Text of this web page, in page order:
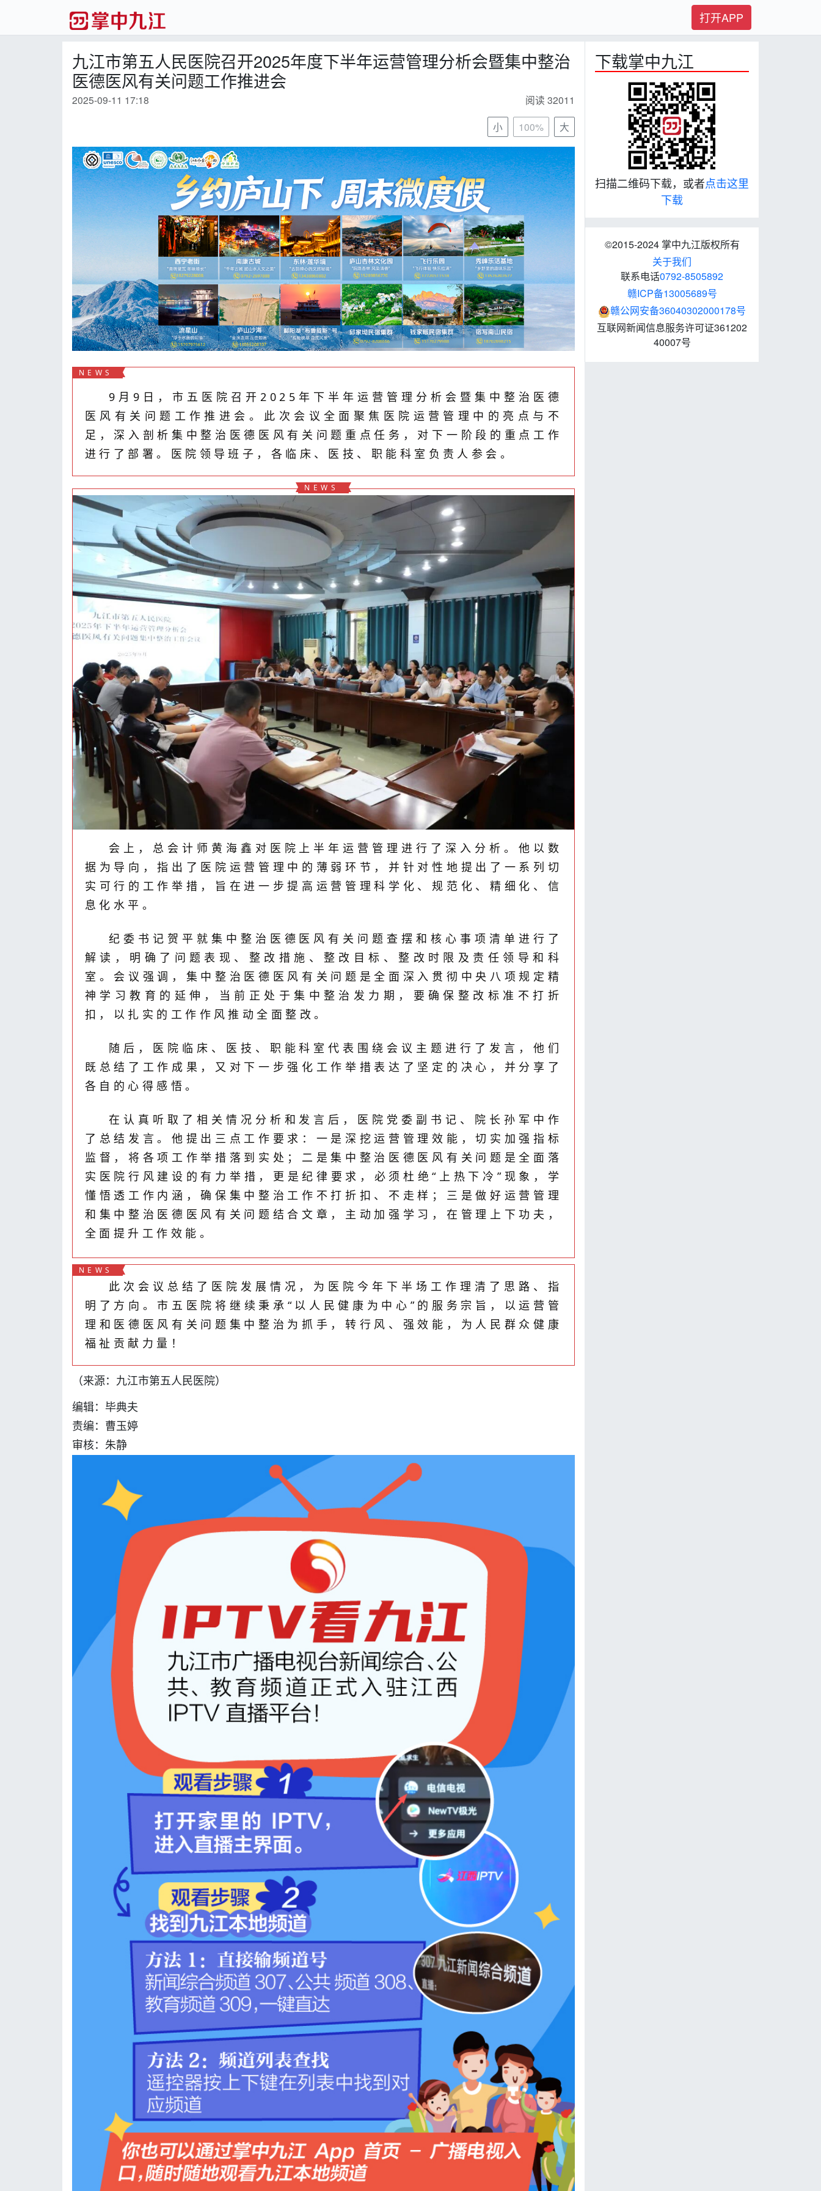
打开APP
九江市第五人民医院召开2025年度下半年运营管理分析会暨集中整治
医德医风有关问题工作推进会
2025-09-11 17:18
阅读 32011
小
100% 大
NEWS
9月9日，市五医院召开2025年下半年运营管理分析会暨集中整治医德
医风有关问题工作推进会。此次会议全面聚焦医院运营管理中的亮点与不
足，深入剖析集中整治医德医风有关问题重点任务，对下一阶段的重点工作
进行了部署。医院领导班子，各临床、医技、职能科室负责人参会。
NEWS
会上，总会计师黄海鑫对医院上半年运营管理进行了深入分析。他以数
据为导向，指出了医院运营管理中的薄弱环节，并针对性地提出了一系列切
实可行的工作举措，旨在进一步提高运营管理科学化、规范化、精细化、信
息化水平。
纪委书记贺平就集中整治医德医风有关问题查摆和核心事项清单进行了
解读，明确了问题表现、整改措施、整改目标、整改时限及责任领导和科
室。会议强调，集中整治医德医风有关问题是全面深入贯彻中央八项规定精
神学习教育的延伸，当前正处于集中整治发力期，要确保整改标准不打折
扣，以扎实的工作作风推动全面整改。
随后，医院临床、医技、职能科室代表围绕会议主题进行了发言，他们
既总结了工作成果，又对下一步强化工作举措表达了坚定的决心，并分享了
各自的心得感悟。
在认真听取了相关情况分析和发言后，医院党委副书记、院长孙军中作
了总结发言。他提出三点工作要求：一是深挖运营管理效能，切实加强指标
监督，将各项工作举措落到实处；二是集中整治医德医风有关问题是全面落
实医院行风建设的有力举措，更是纪律要求，必须杜绝“上热下冷”现象，学
懂悟透工作内涵，确保集中整治工作不打折扣、不走样；三是做好运营管理
和集中整治医德医风有关问题结合文章，主动加强学习，在管理上下功夫，
全面提升工作效能。
NEWS
此次会议总结了医院发展情况，为医院今年下半场工作理清了思路、指
明了方向。市五医院将继续秉承“以人民健康为中心”的服务宗旨，以运营管
理和医德医风有关问题集中整治为抓手，转行风、强效能，为人民群众健康
福祉贡献力量！
（来源：九江市第五人民医院）
编辑：毕典夫
责编：曹玉婷
审核：朱静
下载掌中九江
扫描二维码下载，或者点击这里
下载
©2015-2024 掌中九江版权所有
关于我们
联系电话0792-8505892
赣ICP备13005689号
赣公网安备36040302000178号
互联网新闻信息服务许可证361202
40007号